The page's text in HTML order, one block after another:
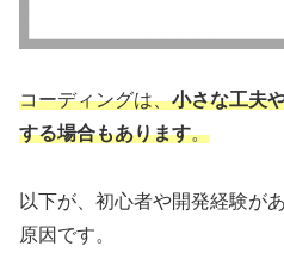
コーディングは、小さな工夫
する場合もあります。
以下が、初心者や開発経験が
原因です。